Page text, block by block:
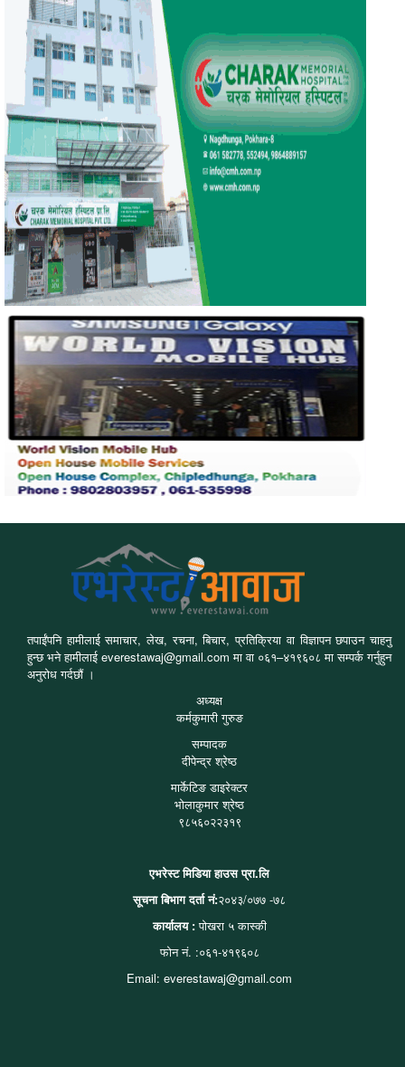
तपाईंपनि हामीलाई समाचार, लेख, रचना, बिचार, प्रतिक्रिया वा विज्ञापन छपाउन चाहनु
हुन्छ भने हामीलाई everestawaj@gmail.com मा वा ०६१–४१९६०८ मा सम्पर्क गर्नुहुन
अनुरोध गर्दछौं ।
अध्यक्ष
कर्मकुमारी गुरुङ
सम्पादक
दीपेन्द्र श्रेष्ठ
मार्केटिङ डाइरेक्टर
भोलाकुमार श्रेष्ठ
९८५६०२२३१९
एभरेस्ट मिडिया हाउस प्रा.लि
सूचना बिभाग दर्ता नं:२०४३/०७७ -७८
कार्यालय :पोखरा ५ कास्की
फोन नं. :०६१-४१९६०८
Email: everestawaj@gmail.com